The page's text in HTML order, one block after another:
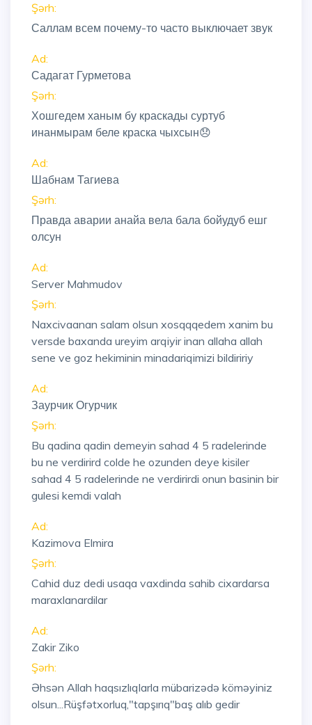
Şərh:
Саллам всем почему-то часто выключает звук
Ad:
Садагат Гурметова
Şərh:
Хошгедем ханым бу краскады суртуб
инанмырам беле краска чыхсын😞
Ad:
Шабнам Тагиева
Şərh:
Правда аварии анайа вела бала бойудуб ешг
олсун
Ad:
Server Mahmudov
Şərh:
Naxcivaanan salam olsun xosqqqedem xanim bu
versde baxanda ureyim arqiyir inan allaha allah
sene ve goz hekiminin minadariqimizi bildiririy
Ad:
Заурчик Огурчик
Şərh:
Bu qadina qadin demeyin sahad 4 5 radelerinde
bu ne verdirird colde he ozunden deye kisiler
sahad 4 5 radelerinde ne verdirirdi onun basinin bir
gulesi kemdi valah
Ad:
Kazimova Elmira
Şərh:
Cahid duz dedi usaqa vaxdinda sahib cixardarsa
maraxlanardilar
Ad:
Zakir Ziko
Şərh:
Əhsən Allah haqsızlıqlarla mübarizədə köməyiniz
olsun...Rüşfətxorluq,"tapşırıq"baş alıb gedir